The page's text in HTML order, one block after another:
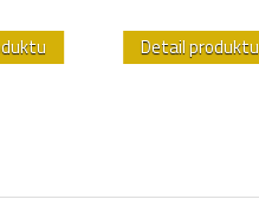
Detail produktu